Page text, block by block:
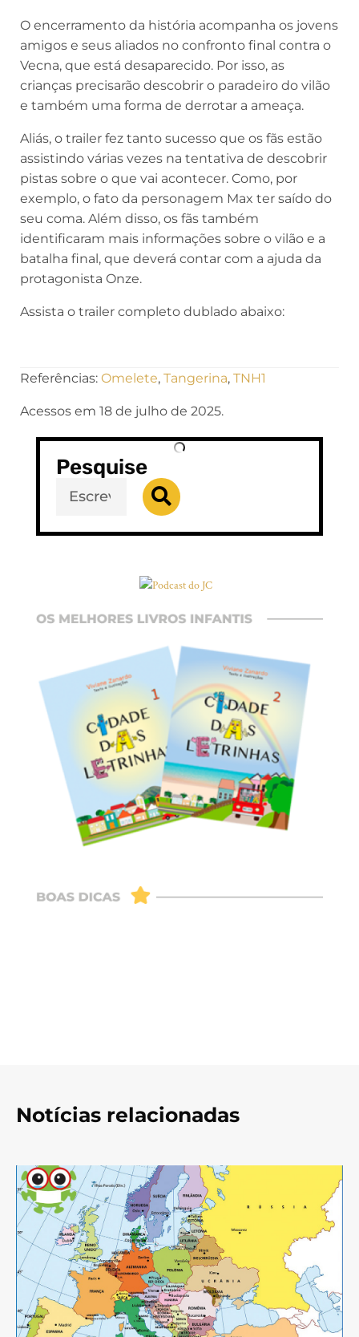
O encerramento da história acompanha os jovens
amigos e seus aliados no confronto final contra o
Vecna, que está desaparecido. Por isso, as
crianças precisarão descobrir o paradeiro do vilão
e também uma forma de derrotar a ameaça.
Aliás, o trailer fez tanto sucesso que os fãs estão
assistindo várias vezes na tentativa de descobrir
pistas sobre o que vai acontecer. Como, por
exemplo, o fato da personagem Max ter saído do
seu coma. Além disso, os fãs também
identificaram mais informações sobre o vilão e a
batalha final, que deverá contar com a ajuda da
protagonista Onze.
Assista o trailer completo dublado abaixo:
Referências: Omelete, Tangerina, TNH1
Acessos em 18 de julho de 2025.
Pesquise
Notícias relacionadas